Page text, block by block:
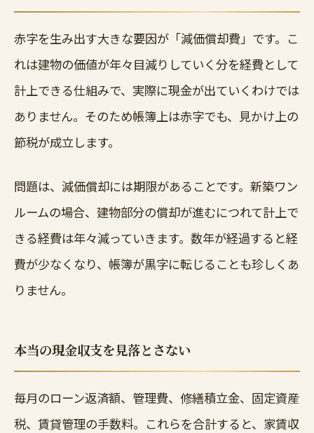
赤字を生み出す大きな要因が「減価償却費」です。こ
れは建物の価値が年々目減りしていく分を経費として
計上できる仕組みで、実際に現金が出ていくわけでは
ありません。そのため帳簿上は赤字でも、見かけ上の
節税が成立します。
問題は、減価償却には期限があることです。新築ワン
ルームの場合、建物部分の償却が進むにつれて計上で
きる経費は年々減っていきます。数年が経過すると経
費が少なくなり、帳簿が黒字に転じることも珍しくあ
りません。
本当の現金収支を見落とさない
毎月のローン返済額、管理費、修繕積立金、固定資産
税、賃貸管理の手数料。これらを合計すると、家賃収